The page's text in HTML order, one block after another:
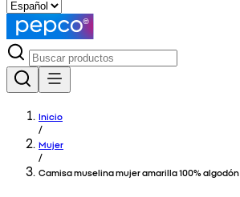
Inicio
/
Mujer
/
Camisa muselina mujer amarilla 100% algodón